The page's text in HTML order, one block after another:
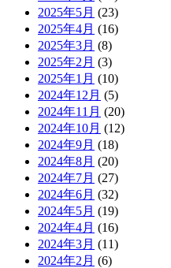
2025年5月 (23)
2025年4月 (16)
2025年3月 (8)
2025年2月 (3)
2025年1月 (10)
2024年12月 (5)
2024年11月 (20)
2024年10月 (12)
2024年9月 (18)
2024年8月 (20)
2024年7月 (27)
2024年6月 (32)
2024年5月 (19)
2024年4月 (16)
2024年3月 (11)
2024年2月 (6)